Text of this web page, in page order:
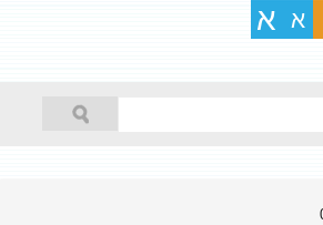
א א